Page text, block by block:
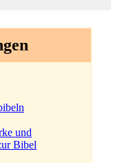
und
Bibel